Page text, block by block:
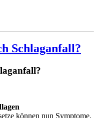
Schlaganfall?
können nun Symptome,